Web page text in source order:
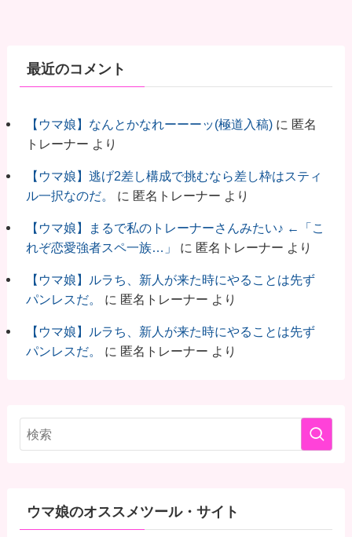
最近のコメント
【ウマ娘】なんとかなれーーーッ(極道入稿)に 匿名
トレーナー より
【ウマ娘】逃げ2差し構成で挑むなら差し枠はスティ
ル一択なのだ。
に 匿名トレーナー より
【ウマ娘】まるで私のトレーナーさんみたい♪ ←「こ
れぞ恋愛強者スペ一族…」
に 匿名トレーナー より
【ウマ娘】ルラち、新人が来た時にやることは先ず
パンレスだ。
に 匿名トレーナー より
【ウマ娘】ルラち、新人が来た時にやることは先ず
パンレスだ。
に 匿名トレーナー より
ウマ娘のオススメツール・サイト